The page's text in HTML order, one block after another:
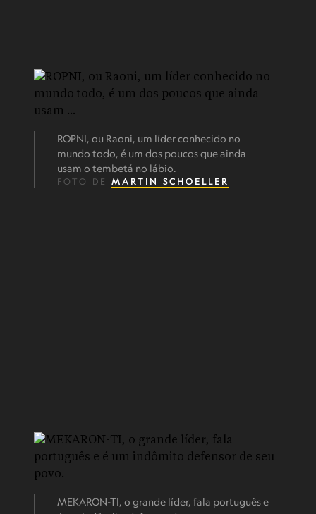
ROPNI, ou Raoni, um líder conhecido no
mundo todo, é um dos poucos que ainda
usam o tembetá no lábio.
FOTO DE MARTIN SCHOELLER
MEKARON-TI, o grande líder, fala português e